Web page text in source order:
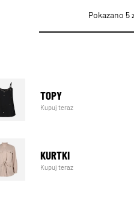
Pokazano 5
TOPY
Kupuj teraz
KURTKI
Kupuj teraz